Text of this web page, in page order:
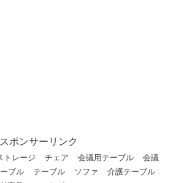
スポンサーリンク
トレージ チェア 会議用テーブル
会議
ブル テーブル ソファ
介護テーブル